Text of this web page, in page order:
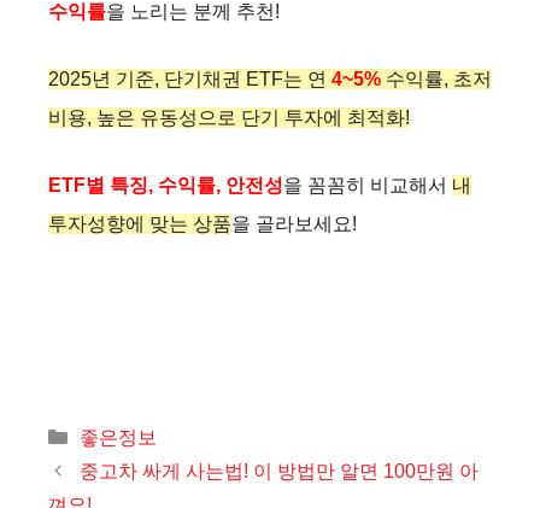
수익률을 노리는 분께 추천!
2025년 기준, 단기채권 ETF는 연 4~5% 수익률, 초저
비용, 높은 유동성으로 단기 투자에 최적화!
ETF별 특징, 수익률, 안전성을 꼼꼼히 비교해서 내
투자성향에 맞는 상품을 골라보세요!
카
테
좋은정보
중고차 싸게 사는법! 이 방법만 알면 100만원 아